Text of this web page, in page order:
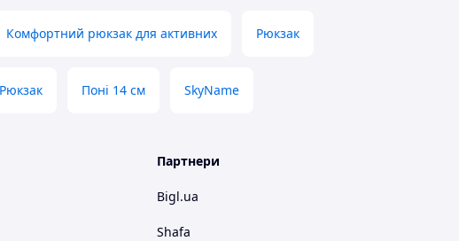
Комфортний рюкзак для активних Рюкзак
Рюкзак Поні 14 см SkyName
Партнери
Bigl.ua
Shafa